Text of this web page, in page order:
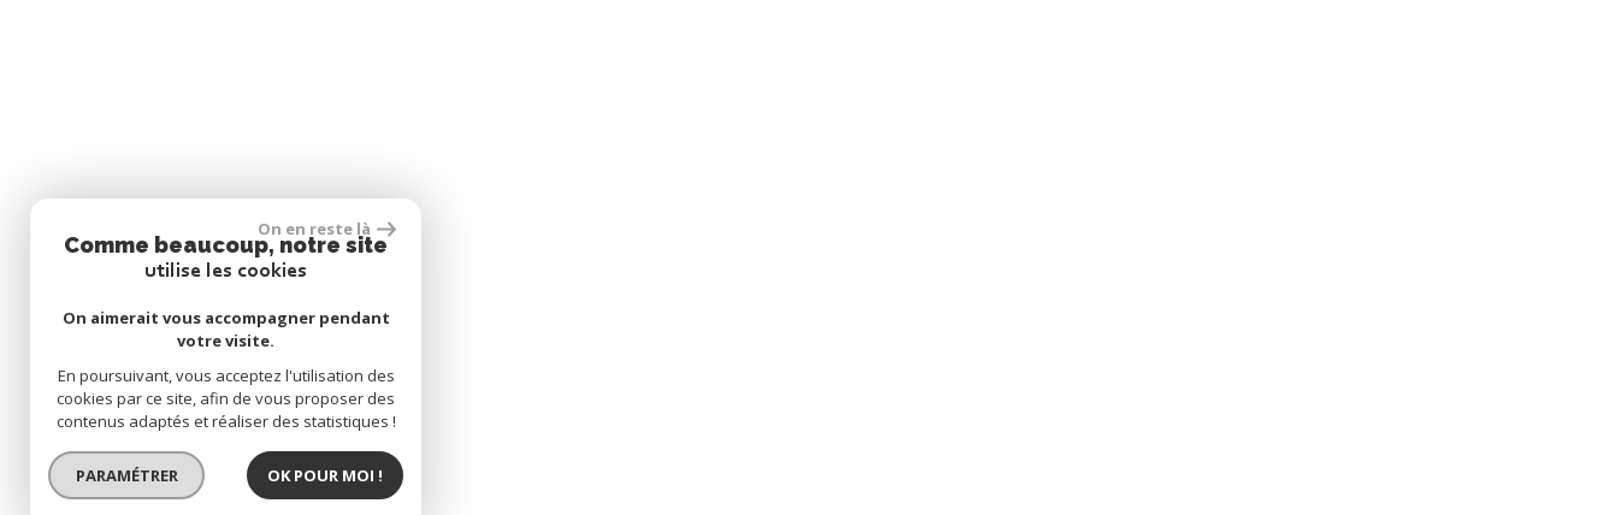
On en reste là
Comme beaucoup, notre site
utilise les cookies
On aimerait vous accompagner pendant
votre visite.
En poursuivant, vous acceptez l'utilisation des
cookies par ce site, afin de vous proposer des
contenus adaptés et réaliser des statistiques !
PARAMÉTRER OK POUR MOI !